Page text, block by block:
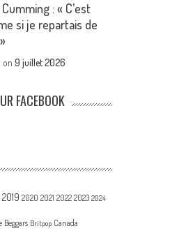
: « C’est
si je repartais de
on9 juillet 2026
FACEBOOK
2019 2020 2021 2022 2023 2024
Beggars Britpop Canada